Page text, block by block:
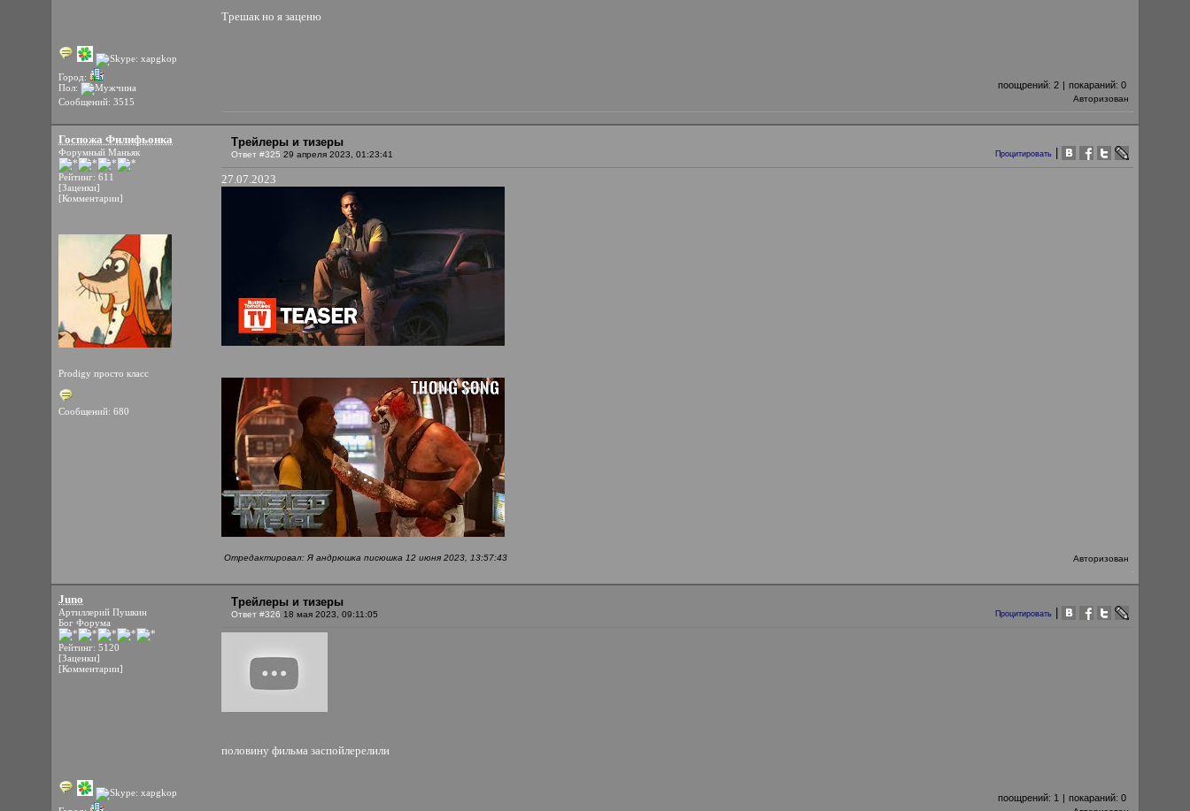
Город:
Пол:
Сообщений: 3515
Трешак но я заценю
поощрений: 2 | покараний: 0
Авторизован
Госпожа Филифьонка
Форумный Маньяк
Рейтинг: 611
[Заценки]
[Комментарии]
Prodigy просто класс
Сообщений: 680
Трейлеры и тизеры
Ответ #325 29 апреля 2023, 01:23:41 Процитировать
27.07.2023
Отредактировал: Я андрюшка писюшка 12 июня 2023, 13:57:43 Авторизован
Juno
Артиллерий Пушкин
Бог Форума
Рейтинг: 5120
[Заценки]
[Комментарии]
Трейлеры и тизеры
Ответ #326 18 мая 2023, 09:11:05 Процитировать
половину фильма заспойлерелили
поощрений: 1 | покараний: 0